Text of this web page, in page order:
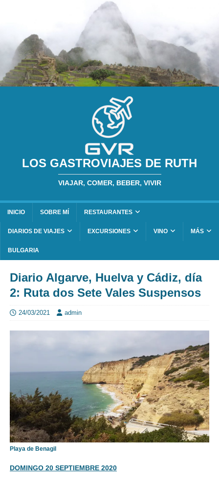
LOS GASTROVIAJES DE RUTH
VIAJAR, COMER, BEBER, VIVIR
INICIO SOBRE MÍ RESTAURANTES
DIARIOS DE VIAJES EXCURSIONES VINO MÁS
BULGARIA
Diario Algarve, Huelva y Cádiz, día
2: Ruta dos Sete Vales Suspensos
24/03/2021 admin
Playa de Benagil
DOMINGO 20 SEPTIEMBRE 2020